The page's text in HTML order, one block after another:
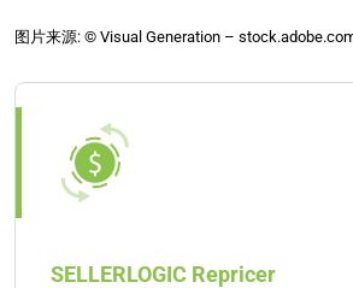
€1.06的费用。
图片来源: © Visual Generation –
SELLERLOGIC Repricer